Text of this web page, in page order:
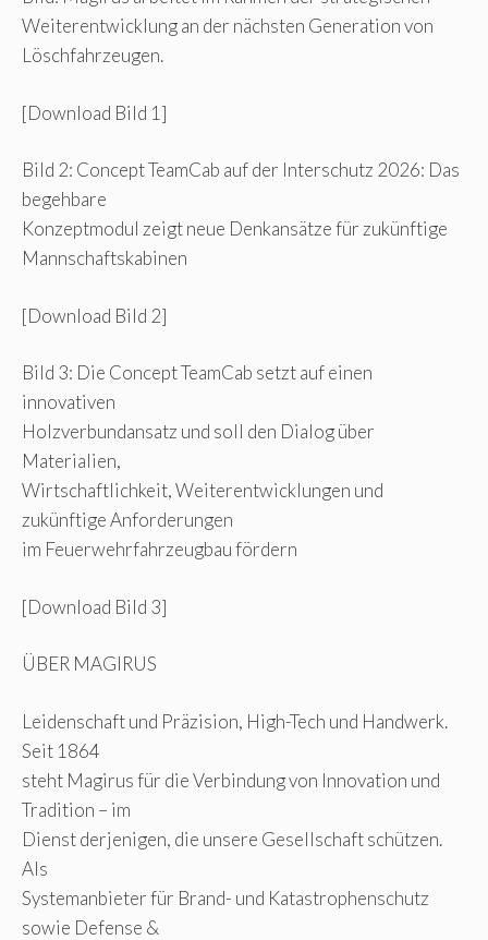
Weiterentwicklung an der nächsten Generation von
Löschfahrzeugen.
[Download Bild 1]
Bild 2: Concept TeamCab auf der Interschutz 2026: Das
begehbare
Konzeptmodul zeigt neue Denkansätze für zukünftige
Mannschaftskabinen
[Download Bild 2]
Bild 3: Die Concept TeamCab setzt auf einen
innovativen
Holzverbundansatz und soll den Dialog über
Materialien,
Wirtschaftlichkeit, Weiterentwicklungen und
zukünftige Anforderungen
im Feuerwehrfahrzeugbau fördern
[Download Bild 3]
ÜBER MAGIRUS
Leidenschaft und Präzision, High-Tech und Handwerk.
Seit 1864
steht Magirus für die Verbindung von Innovation und
Tradition – im
Dienst derjenigen, die unsere Gesellschaft schützen.
Als
Systemanbieter für Brand- und Katastrophenschutz
sowie Defense &